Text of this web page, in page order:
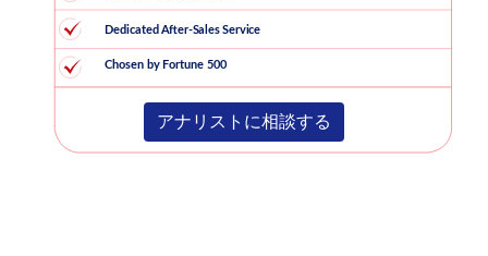
アナリストに相談する